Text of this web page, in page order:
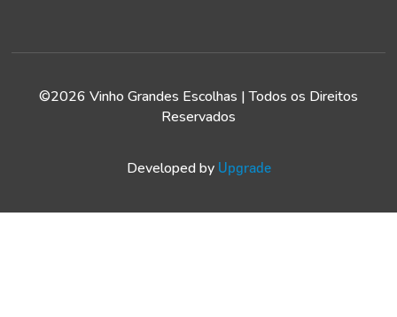
©2026 Vinho Grandes Escolhas | Todos os Direitos
Reservados
Developed by Upgrade